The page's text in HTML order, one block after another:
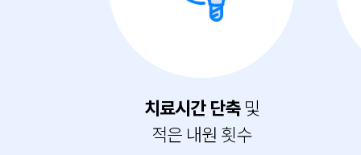
치료시간 단축및
적은 내원 횟수